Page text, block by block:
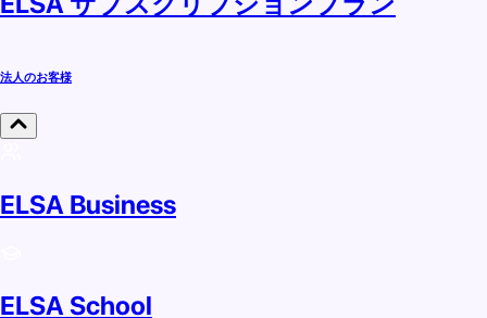
法人のお客様
ELSA Business
ELSA School